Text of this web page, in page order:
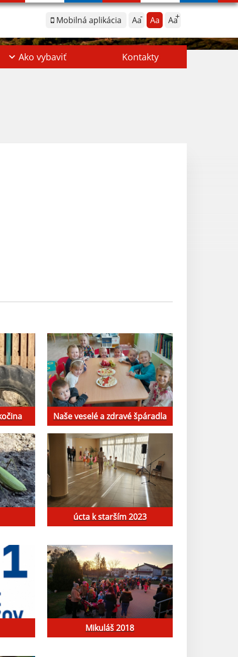
Mobilná aplikácia Aa Aa Aa
Ako vybaviť Kontakty
Naše veselé a zdravé špáradla
úcta k starším 2023
Mikuláš 2018